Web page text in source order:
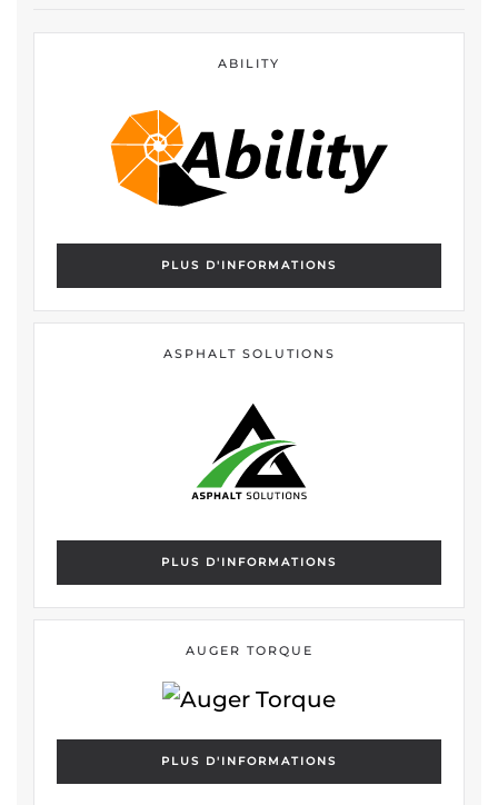
ABILITY
PLUS D'INFORMATIONS
ASPHALT SOLUTIONS
PLUS D'INFORMATIONS
AUGER TORQUE
PLUS D'INFORMATIONS